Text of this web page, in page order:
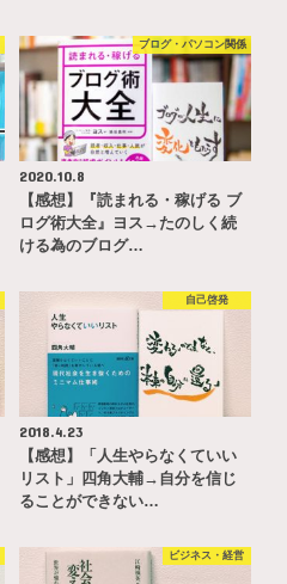
ブログ・パソコン関係
2020.10.8
【感想】『読まれる・稼げる ブ
ログ術大全』ヨス→たのしく続
ける為のブログ…
自己啓発
2018.4.23
【感想】「人生やらなくていい
リスト」四角大輔→自分を信じ
ることができない…
ビジネス・経営